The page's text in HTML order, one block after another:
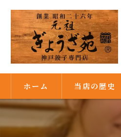
ホーム 当店の歴史